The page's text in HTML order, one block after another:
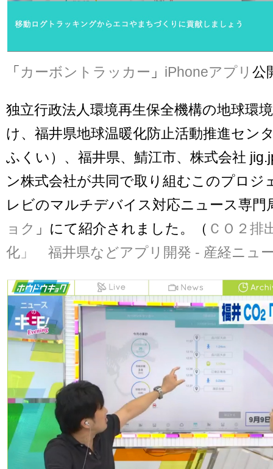
「カーボントラッカー 」 iPhoneアプリ 公
独立行政法人環境再生保全機構の地球環
け、福井県地球温暖化防止活動推進セン
ふくい）、福井県、鯖江市、株式会社
ン株式会社が共同で取り組むこのプロジ
レビのマルチデバイス対応ニュース専門
ョク 」にて紹介されました。（ ＣＯ２排
化」 福井県などアプリ開発 - 産経ニュ